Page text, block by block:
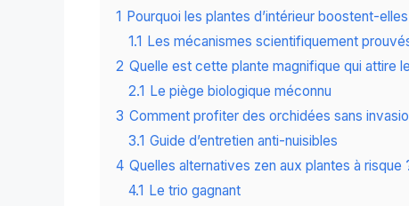
1 Pourquoi les plantes d’intérieur boostent-
1.1 Les mécanismes scientifiquement
2 Quelle est cette plante magnifique qui attire
2.1 Le piège biologique méconnu
3 Comment profiter des orchidées sans
3.1 Guide d’entretien anti-nuisibles
4 Quelles alternatives zen aux plantes à risque
4.1 Le trio gagnant